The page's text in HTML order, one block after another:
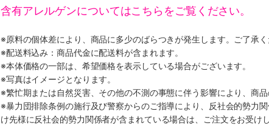
含有アレルゲンについてはこちらをご覧ください。
※原料の個体差により、商品に多少のばらつきが発生します。ご了承く
※配送料込み：商品代金に配送料が含まれます。
※本体価格の一部は、希望価格を表示している場合がございます。
※写真はイメージとなります。
※繁忙期または自然災害、その他の不測の事態に伴う影響により、商
※暴力団排除条例の施行及び警察からのご指導により、反社会的勢力
け先様に反社会的勢力関係者が含まれている場合は、ご注文をお受け